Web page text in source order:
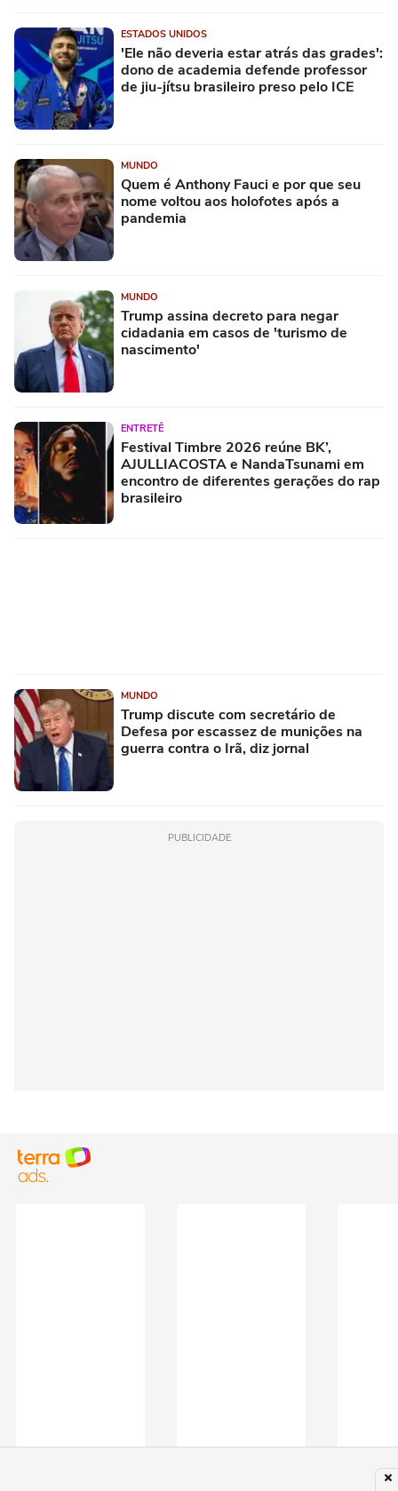
ESTADOS UNIDOS
'Ele não deveria estar atrás das grades':
dono de academia defende professor
de jiu-jítsu brasileiro preso pelo ICE
MUNDO
Quem é Anthony Fauci e por que seu
nome voltou aos holofotes após a
pandemia
MUNDO
Trump assina decreto para negar
cidadania em casos de 'turismo de
nascimento'
ENTRETÊ
Festival Timbre 2026 reúne BK’,
AJULLIACOSTA e NandaTsunami em
encontro de diferentes gerações do rap
brasileiro
MUNDO
Trump discute com secretário de
Defesa por escassez de munições na
guerra contra o Irã, diz jornal
PUBLICIDADE